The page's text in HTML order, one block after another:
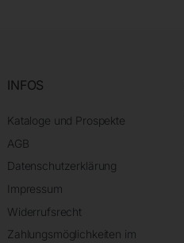
INFOS
Kataloge und Prospekte
AGB
Datenschutzerklärung
Impressum
Widerrufsrecht
Zahlungsmöglichkeiten im